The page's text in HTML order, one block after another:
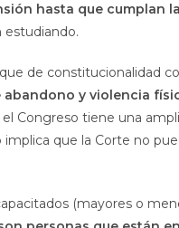
hasta que cumplan
estudiando.
de constitucionalidad
y violencia
Congreso tiene una
que la Corte no
(mayores o